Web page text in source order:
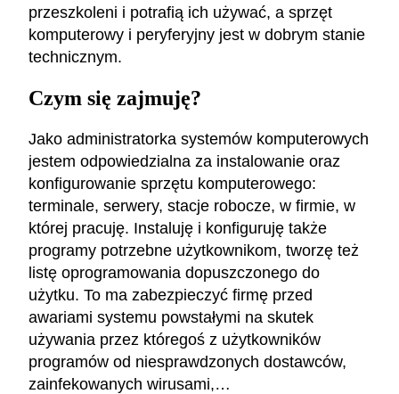
przeszkoleni i potrafią ich używać, a sprzęt
komputerowy i peryferyjny jest w dobrym stanie
technicznym.
Czym się zajmuję?
Jako administratorka systemów komputerowych
jestem odpowiedzialna za instalowanie oraz
konfigurowanie sprzętu komputerowego:
terminale, serwery, stacje robocze, w firmie, w
której pracuję. Instaluję i konfiguruję także
programy potrzebne użytkownikom, tworzę też
listę oprogramowania dopuszczonego do
użytku. To ma zabezpieczyć firmę przed
awariami systemu powstałymi na skutek
używania przez któregoś z użytkowników
programów od niesprawdzonych dostawców,
zainfekowanych wirusami,…